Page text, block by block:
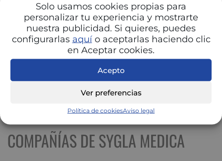
Solo usamos cookies propias para
personalizar tu experiencia y mostrarte
nuestra publicidad. Si quieres, puedes
configurarlas aquío aceptarlas haciendo clic
en Aceptar cookies.
Acepto
Ver preferencias
Política de cookiesAviso legal
COMPAÑÍAS DE SYGLA MEDICA